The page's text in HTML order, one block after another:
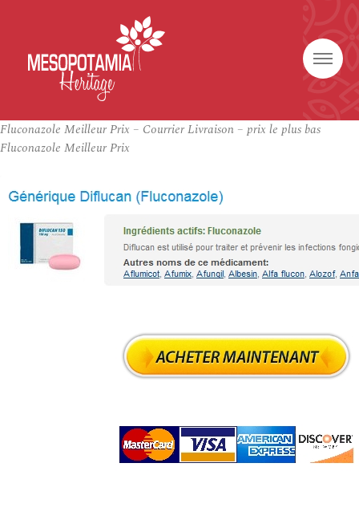
Fluconazole Meilleur Prix – Courrier Livraison – prix le plus bas
Fluconazole Meilleur Prix